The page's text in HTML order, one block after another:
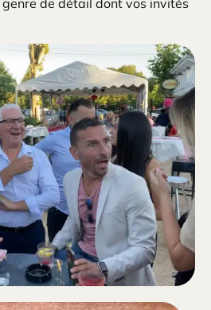
de détail dont vos invités